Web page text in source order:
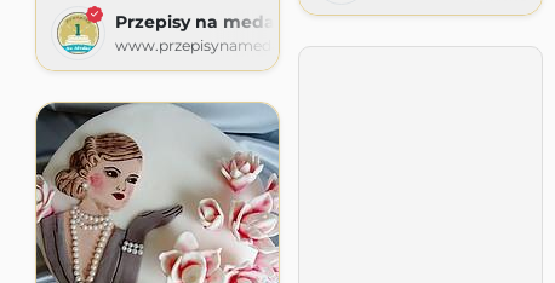
Przepisy na medal
www.przepisynamedal.pl